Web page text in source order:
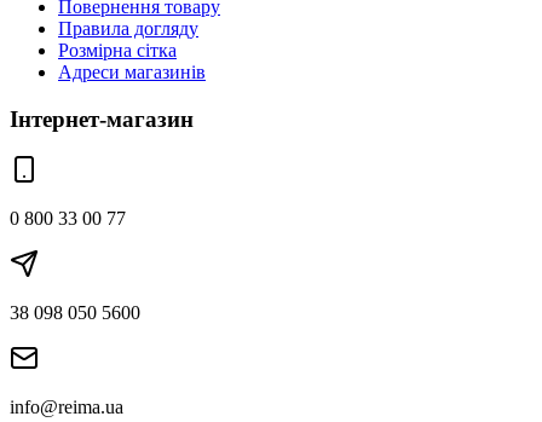
Повернення товару
Правила догляду
Розмірна сітка
Адреси магазинів
Інтернет-магазин
0 800 33 00 77
38 098 050 5600
info@reima.ua